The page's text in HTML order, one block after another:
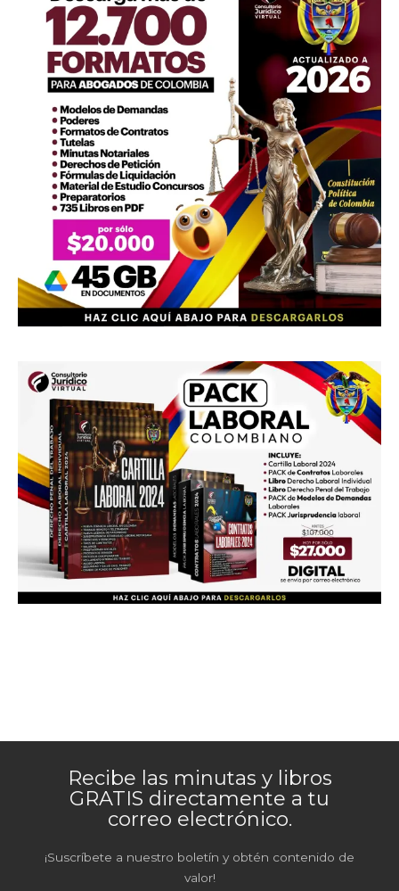
Recibe las minutas y libros
GRATIS directamente a tu
correo electrónico.
¡Suscríbete a nuestro boletín y obtén contenido de
valor!